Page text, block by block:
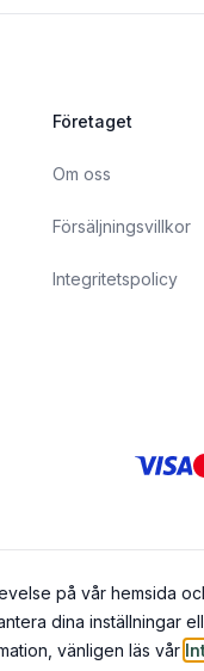
Företaget
Om oss
Försäljningsvillkor
Integritetspolicy
på vår hemsida
dina inställningar
vänligen läs vår